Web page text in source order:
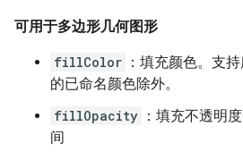
可用于多边形几何图形
fillColor ：填充颜色。支
的已命名颜色除外。
fillOpacity ：填充不透明
间